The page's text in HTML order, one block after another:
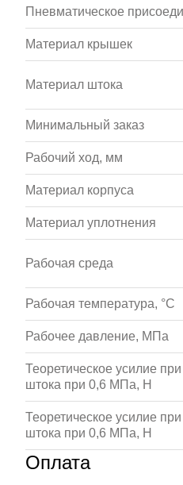
Пневматическое
Материал крышек
Материал штока
Минимальный заказ
Рабочий ход, мм
Материал корпуса
Материал уплотнения
Рабочая среда
Рабочая температура, °С
Рабочее давление, МПа
Теоретическое усилие
штока при 0,6 МПа, Н
Теоретическое усилие
штока при 0,6 МПа, Н
Оплата